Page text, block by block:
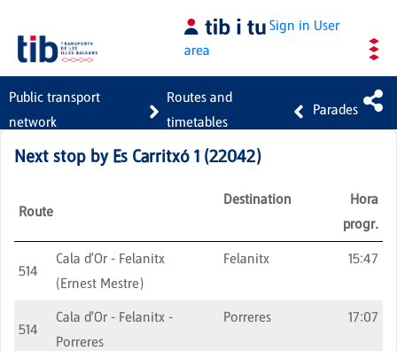
Sign in User
area
Public transport
network
Routes and
timetables
Parades
Next stop by Es Carritxó 1 (22042)
Route
Destination
Hora
progr.
514
Cala d'Or - Felanitx
(Ernest Mestre)
Felanitx 15:47
514
Cala d'Or - Felanitx -
Porreres
Porreres 17:07